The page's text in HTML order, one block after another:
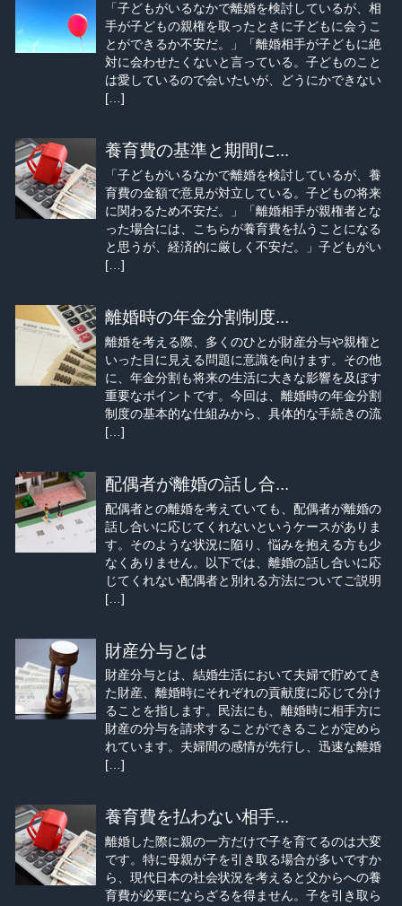
「子どもがいるなかで離婚を検討しているが、相
手が子どもの親権を取ったときに子どもに会うこ
とができるか不安だ。」「離婚相手が子どもに絶
対に会わせたくないと言っている。子どものこと
は愛しているので会いたいが、どうにかできない
[…]
養育費の基準と期間に...
「子どもがいるなかで離婚を検討しているが、養
育費の金額で意見が対立している。子どもの将来
に関わるため不安だ。」「離婚相手が親権者とな
った場合には、こちらが養育費を払うことになる
と思うが、経済的に厳しく不安だ。」子どもがい
[…]
離婚時の年金分割制度...
離婚を考える際、多くのひとが財産分与や親権と
いった目に見える問題に意識を向けます。その他
に、年金分割も将来の生活に大きな影響を及ぼす
重要なポイントです。今回は、離婚時の年金分割
制度の基本的な仕組みから、具体的な手続きの流
[…]
配偶者が離婚の話し合...
配偶者との離婚を考えていても、配偶者が離婚の
話し合いに応じてくれないというケースがありま
す。そのような状況に陥り、悩みを抱える方も少
なくありません。以下では、離婚の話し合いに応
じてくれない配偶者と別れる方法についてご説明
[…]
財産分与とは
財産分与とは、結婚生活において夫婦で貯めてき
た財産、離婚時にそれぞれの貢献度に応じて分け
ることを指します。民法にも、離婚時に相手方に
財産の分与を請求することができることが定めら
れています。夫婦間の感情が先行し、迅速な離婚
[…]
養育費を払わない相手...
離婚した際に親の一方だけで子を育てるのは大変
です。特に母親が子を引き取る場合が多いですか
ら、現代日本の社会状況を考えると父からへの養
育費が必要にならざるを得ません。子を引き取ら